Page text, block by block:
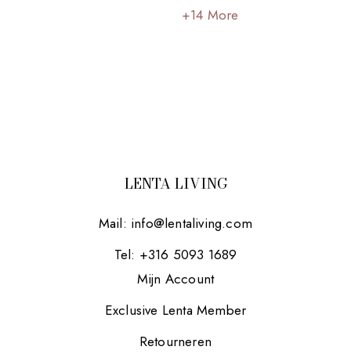
+14 More
LENTA LIVING
Mail: info@lentaliving.com
Tel: +316 5093 1689
Mijn Account
Exclusive Lenta Member
Retourneren